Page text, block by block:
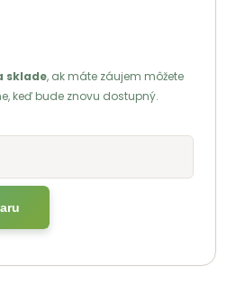
sklade, ak máte záujem môžete
keď bude znovu dostupný.